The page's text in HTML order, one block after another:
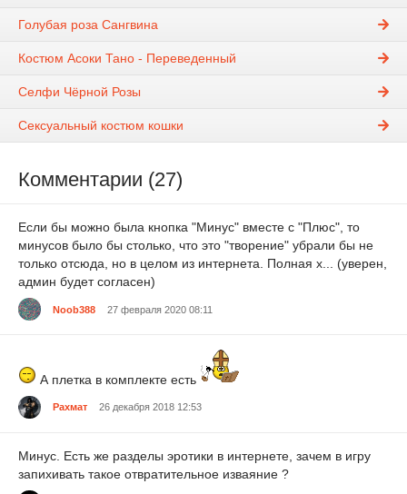
Голубая роза Сангвина
Костюм Асоки Тано - Переведенный
Селфи Чёрной Розы
Сексуальный костюм кошки
Комментарии (27)
Если бы можно была кнопка "Минус" вместе с "Плюс", то
минусов было бы столько, что это "творение" убрали бы не
только отсюда, но в целом из интернета. Полная х... (уверен,
админ будет согласен)
Noob388 27 февраля 2020 08:11
А плетка в комплекте есть
Рахмат 26 декабря 2018 12:53
Минус. Есть же разделы эротики в интернете, зачем в игру
запихивать такое отвратительное изваяние ?